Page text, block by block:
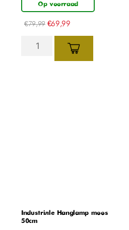
Op voorraad
€79,99 €69,99
Industriële Hanglamp moos
50cm